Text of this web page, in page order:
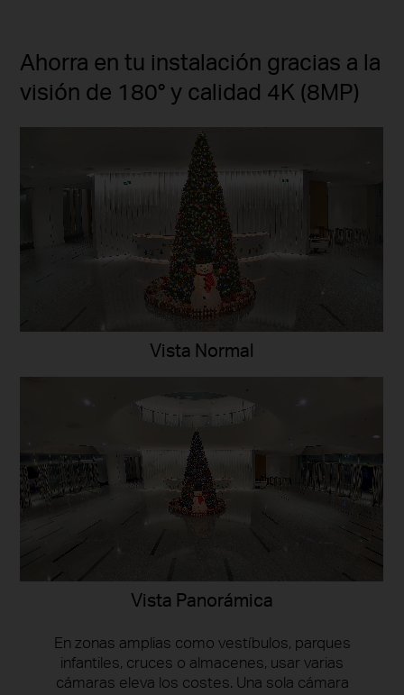
Ahorra en tu instalación gracias a la
visión de 180° y calidad 4K (8MP)
Vista Normal
Vista Panorámica
En zonas amplias como vestíbulos, parques
infantiles, cruces o almacenes, usar varias
cámaras eleva los costes. Una sola cámara